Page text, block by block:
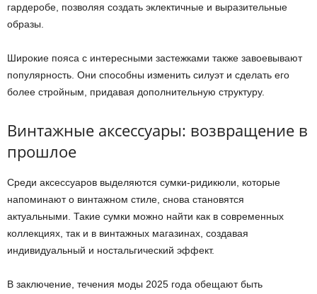
гардеробе, позволяя создать эклектичные и выразительные
образы.
Широкие пояса с интересными застежками также завоевывают
популярность. Они способны изменить силуэт и сделать его
более стройным, придавая дополнительную структуру.
Винтажные аксессуары: возвращение в
прошлое
Среди аксессуаров выделяются сумки-ридикюли, которые
напоминают о винтажном стиле, снова становятся
актуальными. Такие сумки можно найти как в современных
коллекциях, так и в винтажных магазинах, создавая
индивидуальный и ностальгический эффект.
В заключение, течения моды 2025 года обещают быть